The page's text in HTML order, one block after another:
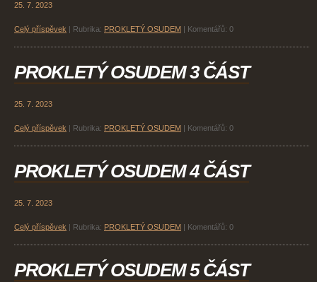
25. 7. 2023
Celý příspěvek Rubrika: PROKLETÝ OSUDEM Komentářů: 0
PROKLETÝ OSUDEM 3 ČÁST
25. 7. 2023
Celý příspěvek Rubrika: PROKLETÝ OSUDEM Komentářů: 0
PROKLETÝ OSUDEM 4 ČÁST
25. 7. 2023
Celý příspěvek Rubrika: PROKLETÝ OSUDEM Komentářů: 0
PROKLETÝ OSUDEM 5 ČÁST